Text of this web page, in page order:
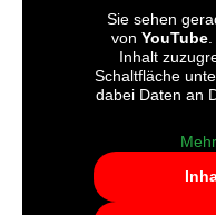
Sie sehen
von YouTube.
Inhalt
Schaltfläche
dabei Daten an